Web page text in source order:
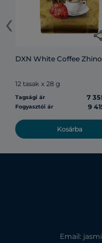
share
DXN White Coffee Zhino
12 tasak x 28 g
Tagsági ár 7
Fogyasztói ár 9
Kosárba
‹
Email: